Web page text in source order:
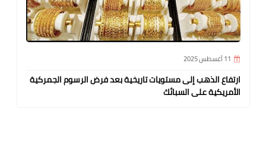
11 أغسطس 2025
ارتفاع الذهب إلى مستويات تاريخية بعد فرض الرسوم الجمركية
الأمريكية على السبائك